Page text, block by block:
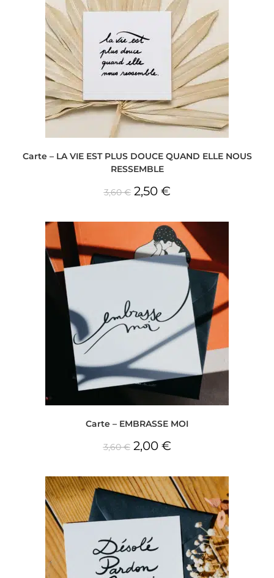
Carte – LA VIE EST PLUS DOUCE QUAND ELLE NOUS
RESSEMBLE
3,60€ 2,50 €
Carte – EMBRASSE MOI
3,60€ 2,00 €